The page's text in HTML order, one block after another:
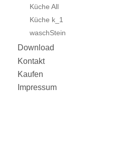
Küche All
Küche k_1
waschStein
Download
Kontakt
Kaufen
Impressum